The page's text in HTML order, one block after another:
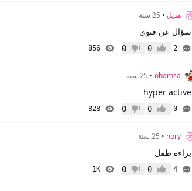
هديل• 25 سنة
سؤال عن فتوى
2 إعجاب0 عدم إعجاب
0
856
ohamsa
• 25 سنة
hyper active
0 إعجاب0 عدم إعجاب
0
828
nory
• 25 سنة
براءة طفل
4 إعجاب0 عدم إعجاب
0
1K